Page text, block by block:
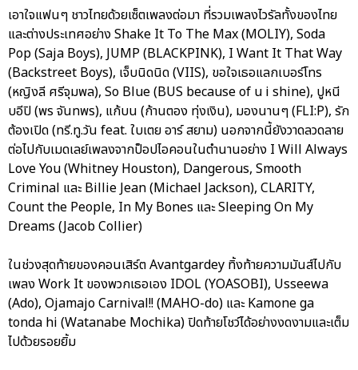
เอาใจแฟนๆ ชาวไทยด้วยเซ็ตเพลงต่อมา ที่รวมเพลงไวรัลทั้งของไทย
และต่างประเทศอย่าง Shake It To The Max (MOLIY), Soda
Pop (Saja Boys), JUMP (BLACKPINK), I Want It That Way
(Backstreet Boys), เจ็บนิดนิด (VIIS), ขอใจเธอแลกเบอร์โทร
(หญิงลี ศรีจุมพล), So Blue (BUS because of u i shine), ปูหนี
บอีปิ (พร จันทพร), แก้บน (ก้านตอง ทุ่งเงิน), มองนานๆ (FLI:P), รัก
ต้องเปิด (ทรี.ทู.วัน feat. ใบเตย อาร์ สยาม) นอกจากนี้ยังวาดลวดลาย
ต่อไปกับเมดเลย์เพลงจากป็อปไอคอนในตำนานอย่าง I Will Always
Love You (Whitney Houston), Dangerous, Smooth
Criminal และ Billie Jean (Michael Jackson), CLARITY,
Count the People, In My Bones และ Sleeping On My
Dreams (Jacob Collier)
ในช่วงสุดท้ายของคอนเสิร์ต Avantgardey ทิ้งท้ายความมันส์ไปกับ
เพลง Work It ของพวกเธอเอง IDOL (YOASOBI), Usseewa
(Ado), Ojamajo Carnival!! (MAHO-do) และ Kamone ga
tonda hi (Watanabe Mochika) ปิดท้ายโชว์ได้อย่างงดงามและเต็ม
ไปด้วยรอยยิ้ม